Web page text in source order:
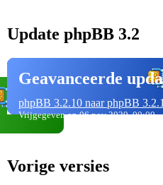
Update phpBB 3.2
Geavanceerde
phpBB 3.2.10 naar phpBB
Vrijgegeven op 06 nov 2020, 00:00
Vorige versies